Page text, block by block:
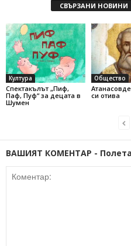
СВЪРЗАНИ НОВИНИ
Култура
Спектакълът „Пиф,
Паф, Пуф“ за децата в
Шумен
Общество
си отива
ВАШИЯТ КОМЕНТАР -